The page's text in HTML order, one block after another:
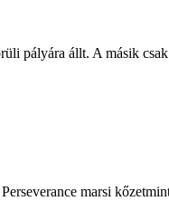
pályára állt. A másik
marsi